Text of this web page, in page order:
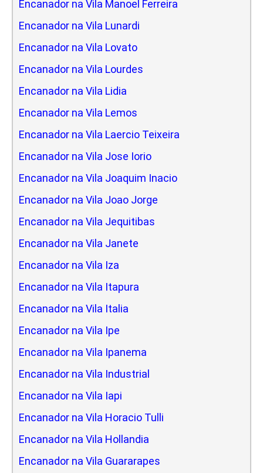
Encanador na Vila Manoel Ferreira
Encanador na Vila Lunardi
Encanador na Vila Lovato
Encanador na Vila Lourdes
Encanador na Vila Lidia
Encanador na Vila Lemos
Encanador na Vila Laercio Teixeira
Encanador na Vila Jose Iorio
Encanador na Vila Joaquim Inacio
Encanador na Vila Joao Jorge
Encanador na Vila Jequitibas
Encanador na Vila Janete
Encanador na Vila Iza
Encanador na Vila Itapura
Encanador na Vila Italia
Encanador na Vila Ipe
Encanador na Vila Ipanema
Encanador na Vila Industrial
Encanador na Vila Iapi
Encanador na Vila Horacio Tulli
Encanador na Vila Hollandia
Encanador na Vila Guararapes